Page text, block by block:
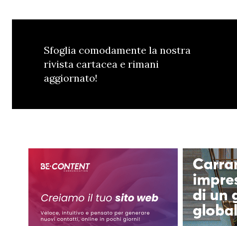
Sfoglia comodamente la nostra
rivista cartacea e rimani
aggiornato!